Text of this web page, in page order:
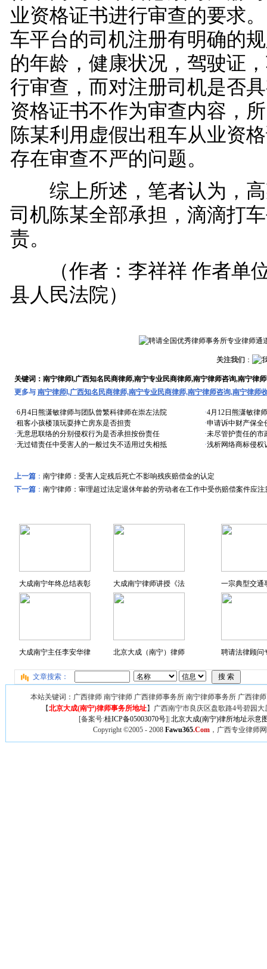
业资格证书进行审查的要求
车平台的司机注册有明确的
的年龄，健康状况，驾驶证
行审查，而对注册司机是否
资格证书不作为审查内容，
陈某利用虚假出租车从业资
存在审查不严的问题。
综上所述，笔者认为，高
司机陈某全部承担，滴滴打
责。
（作者：李祥祥 作者单
县人民法院）
关注我们 ：
关键词：南宁律师l,广西知名民商律师,南宁专业民商律师,南宁律师咨询,南宁律
更多与 南宁律师l,广西知名民商律师,南宁专业民商律师,南宁律师咨询,南宁律师
·6月4日熊潇敏律师与团队曾繁科律师在崇左法院 ·4月12日熊潇敏律
·租客小孩楼顶玩耍摔亡房东是否担责 ·申请诉中财产保全
·无意思联络的分别侵权行为是否承担按份责任 ·未尽管护责任的市
·无过错责任中受害人的一般过失不适用过失相抵 ·浅析网络商标侵权
上一篇： 南宁律师：受害人定残后死亡不影响残疾赔偿金的认定
下一篇： 南宁律师：审理超过法定退休年龄的劳动者在工作中受伤赔偿案件应注
大成南宁年终总结表彰 大成南宁律师讲授《法
大成南宁主任李安华律 北京大成（南宁）律师
一宗典型交通
聘请法律顾问
文章搜索：
本站关键词：广西律师 南宁律师 广西律师事务所 南宁律师事务所 广西律
【北京大成(南宁)律师事务所地址】广西南宁市良庆区盘歌路4号碧园
[备案号:桂ICP备05003070号]| 北京大成(南宁)律所地址示意
Copyright ©2005 - 2008 Fawu365.Com，广西专业律师